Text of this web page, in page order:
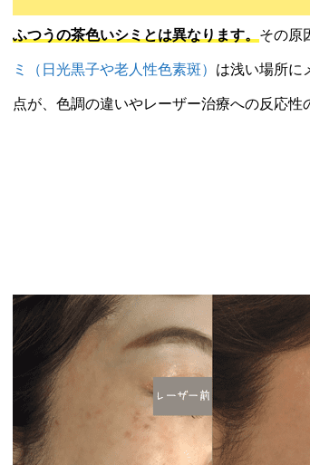
ふつうの茶色いシミとは異なります。 その原
ミ（日光黒子や老人性色素斑） は浅い場所に
点が、色調の違いやレーザー治療への反応性